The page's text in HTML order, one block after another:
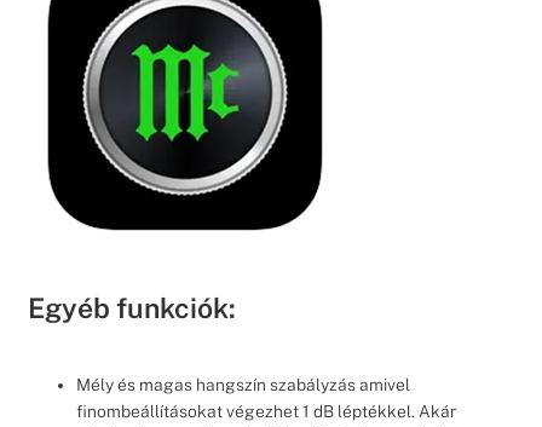
Egyéb funkciók:
Mély és magas hangszín szabályzás amivel
finombeállításokat végezhet 1 dB léptékkel. Akár